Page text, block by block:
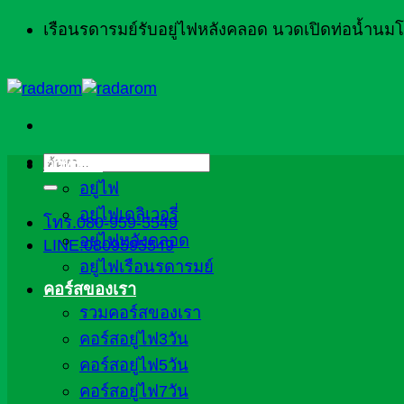
ข้าม
ยัง
เรือนรดารมย์รับอยู่ไฟหลังคลอด นวดเปิดท่อน้ำน
ค้นหา:
โทร.080-959-5549
LINE:0809595549
ภาพรวม
อยู่ไฟ
อยู่ไฟเดลิเวอรี่
อยู่ไฟหลังคลอด
อยู่ไฟเรือนรดารมย์
คอร์สของเรา
รวมคอร์สของเรา
คอร์สอยู่ไฟ3วัน
คอร์สอยู่ไฟ5วัน
คอร์สอยู่ไฟ7วัน